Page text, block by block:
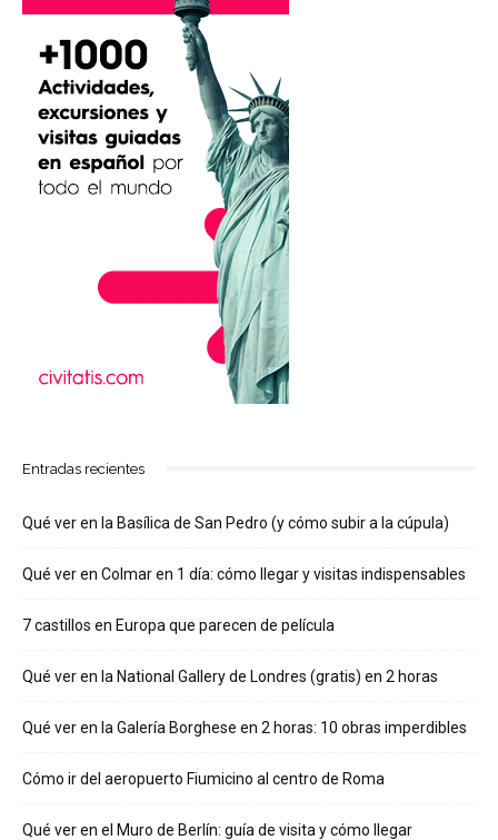
Entradas recientes
Qué ver en la Basílica de San Pedro (y cómo subir a la cúpula)
Qué ver en Colmar en 1 día: cómo llegar y visitas indispensables
7 castillos en Europa que parecen de película
Qué ver en la National Gallery de Londres (gratis) en 2 horas
Qué ver en la Galería Borghese en 2 horas: 10 obras imperdibles
Cómo ir del aeropuerto Fiumicino al centro de Roma
Qué ver en el Muro de Berlín: guía de visita y cómo llegar